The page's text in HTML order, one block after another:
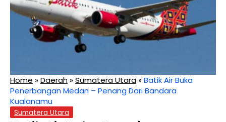
Home »Daerah »Sumatera Utara »Batik Air Buka
Penerbangan Medan – Penang Dari Bandara
Kualanamu
Sumatera Utara